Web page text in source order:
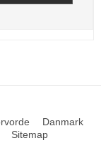
Danmark
Sitemap